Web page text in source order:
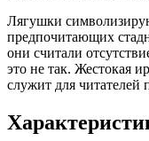
Лягушки
предпочитающих
они считали
это не так. Жестокая
служит для читателей